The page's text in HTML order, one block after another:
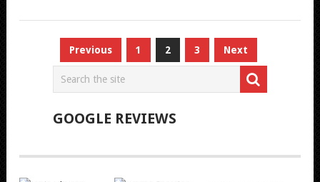
PaginasiPrevious 1 2 3 Next
GOOGLE REVIEWS